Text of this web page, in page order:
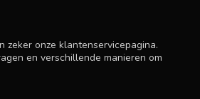
onze klantenservicepagina.
en verschillende manieren om